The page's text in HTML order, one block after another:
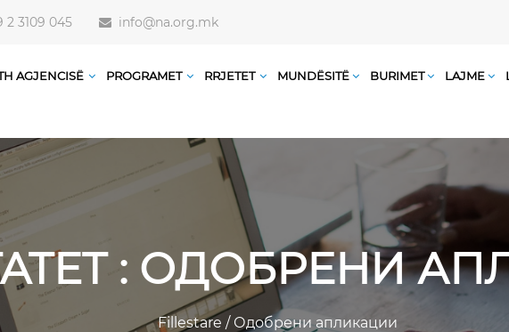
3109 045 info@na.org.mk
AGJENCISË PROGRAMET RRJETET MUNDËSITË BURIMET LAJME
: ОДОБРЕНИ
Fillestare /Одобрени апликации